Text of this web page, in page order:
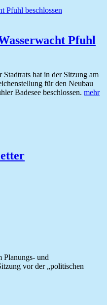
Pfuhl
hat in der Sitzung am
für den Neubau
Badesee beschlossen. mehr
Planungs- und
vor der „politischen